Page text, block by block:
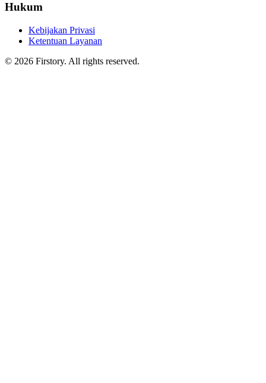
Hukum
Kebijakan Privasi
Ketentuan Layanan
© 2026 Firstory. All rights reserved.